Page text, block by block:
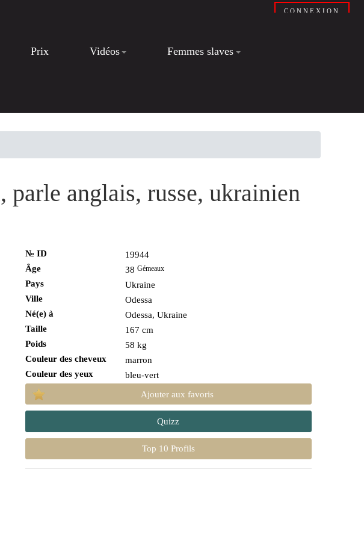
CONNEXION
Prix Vidéos
Femmes slaves
, parle anglais, russe, ukrainien
№ ID
19944
Âge
38Gémeaux
Pays
Ukraine
Ville
Odessa
Né(e) à
Odessa, Ukraine
Taille
167 cm
Poids
58 kg
Couleur des cheveux
marron
Couleur des yeux
bleu-vert
Ajouter aux favoris
Quizz
Top 10 Profils